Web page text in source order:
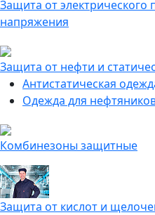
Защита от электрического
напряжения
Защита от нефти и
Антистатическая
Одежда для
Комбинезоны защитные
Защита от кислот и